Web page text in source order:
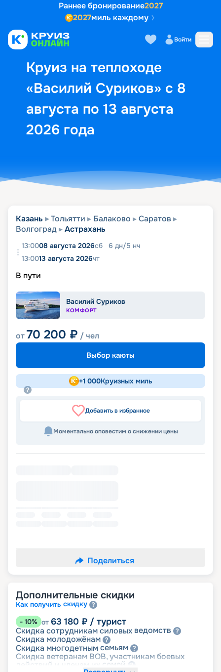
Раннее бронирование2027
2027миль каждому
Войти
Круиз на теплоходе
«Василий Суриков» с 8
августа по 13 августа
2026 года
Выбор кают Маршрут и
Казань Тольятти Балаково
Саратов
Волгоград
Астрахань
13:0008 августа 2026сб 6 дн/5 нч
13:0013 августа 2026чт
В пути
Василий Суриков
КОМФОРТ
от70 200 ₽ / чел
Выбор каюты
+1 000Круизных миль
Добавить в избранное
Моментально оповестим о снижении цены
Поделиться
Дополнительные скидки
Как получить скидку
- 10% от 63 180 ₽ / турист
Скидка сотрудникам силовых ведомств
Скидка молодожёнам
Скидка многодетнымсемьям
Скидка ветеранам ВОВ, участникам боевых
действий и членам их семей